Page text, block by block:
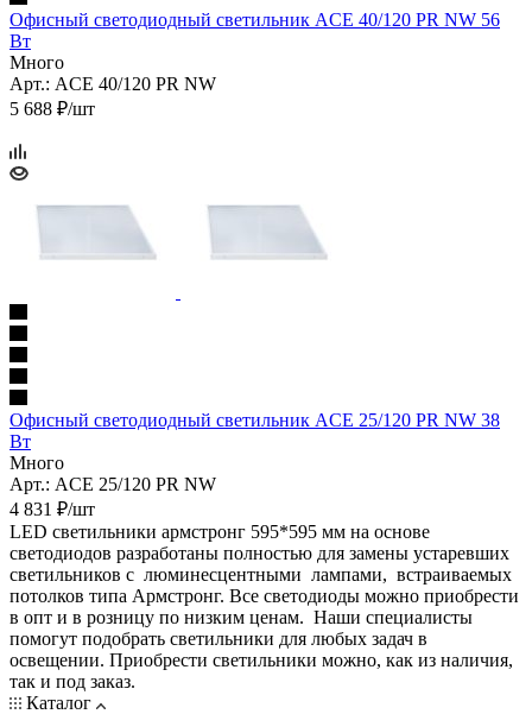
Офисный светодиодный светильник ACЕ 40/120 PR NW 56
Вт
Много
Арт.: ACЕ 40/120 PR NW
5 688 ₽/шт
Офисный светодиодный светильник ACЕ 25/120 PR NW 38
Вт
Много
Арт.: ACЕ 25/120 PR NW
4 831 ₽/шт
LED светильники армстронг 595*595 мм на основе
светодиодов разработаны полностью для замены устаревших
светильников с люминесцентными лампами, встраиваемых
потолков типа Армстронг. Все светодиоды можно приобрести
в опт и в розницу по низким ценам. Наши специалисты
помогут подобрать светильники для любых задач в
освещении. Приобрести светильники можно, как из наличия,
так и под заказ.
Каталог